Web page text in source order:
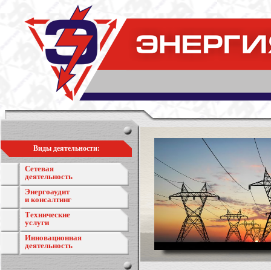
Виды деятельности:
Сетевая
деятельность
Энергоаудит
и консалтинг
Технические
услуги
Инновационная
деятельность